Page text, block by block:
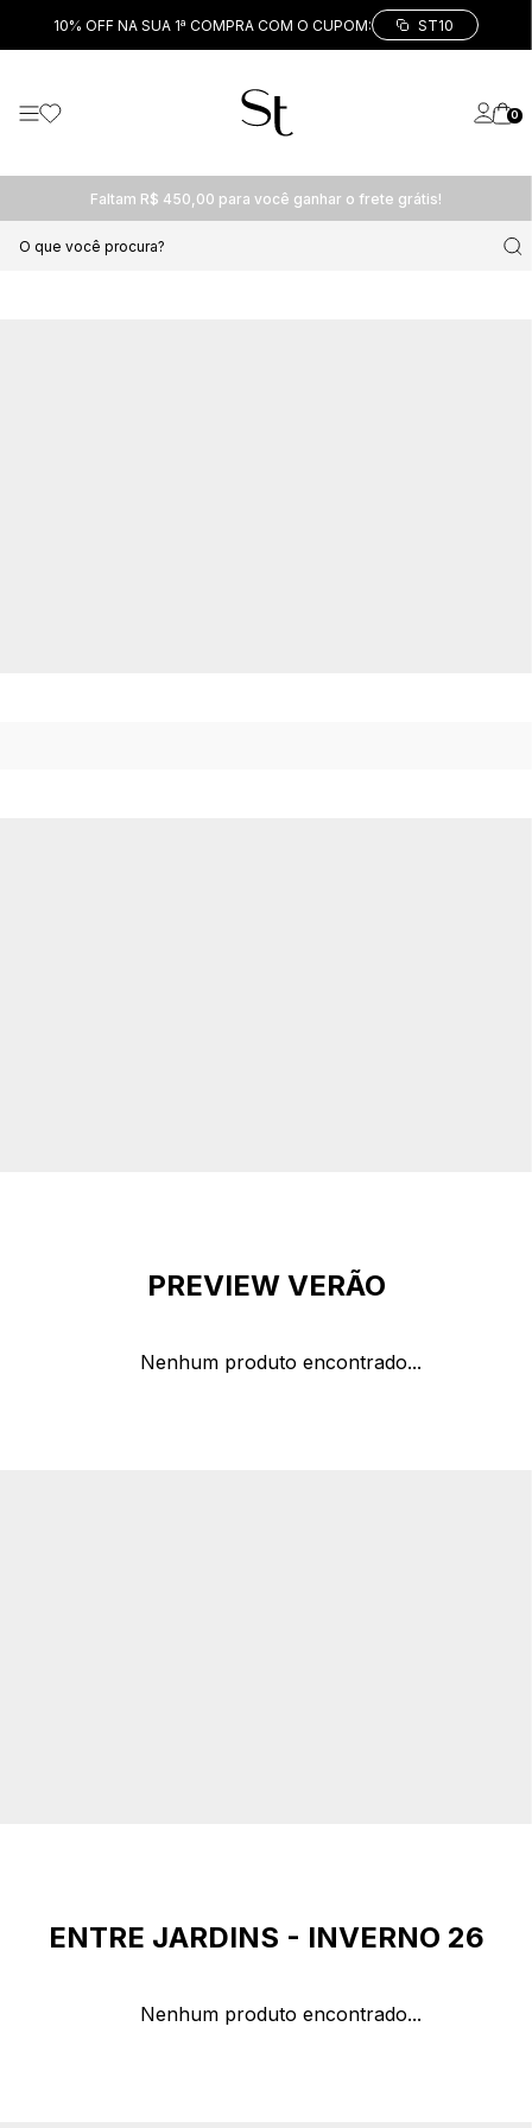
10% OFF NA SUA 1ª COMPRA COM O CUPOM: ST10
0
Faltam R$ 450,00 para você ganhar o frete grátis!
O que você procura?
PREVIEW VERÃO
Nenhum produto encontrado...
ENTRE JARDINS - INVERNO 26
Nenhum produto encontrado...